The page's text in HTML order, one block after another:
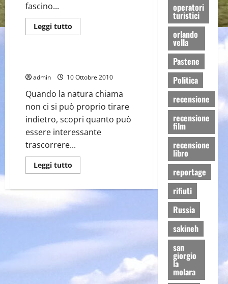
fascino...
Leggi tutto
di
lungo
Garibaldi
ed
oltre
Operatori Turistici
Prodotti e Produttori
admin 10 Ottobre 2010
Quando la natura chiama
non ci si può proprio tirare
indietro, scopri quanto può
essere interessante
trascorrere...
Leggi tutto
di
Agriturismo
operatori
turistici
orlando
vella
Pastene
Politica
recensione
recensione
film
recensione
libro
reportage
rifiuti
Russia
sakineh
san
giorgio
la
molara